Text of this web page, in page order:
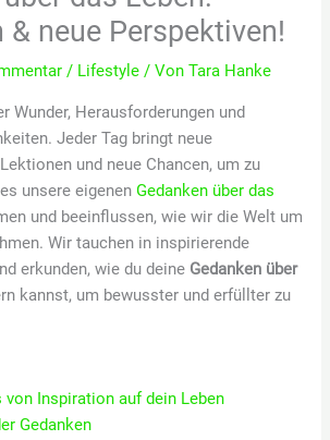
neue Perspektiven!
/ Lifestyle / VonTara Hanke
Wunder, Herausforderungen und
Jeder Tag bringt neue
und neue Chancen, um zu
unsere eigenenGedanken über das
und beeinflussen, wie wir die Welt um
Wir tauchen in inspirierende
erkunden, wie du deine Gedanken über
kannst, um bewusster und erfüllter zu
von Inspiration auf dein Leben
Gedanken